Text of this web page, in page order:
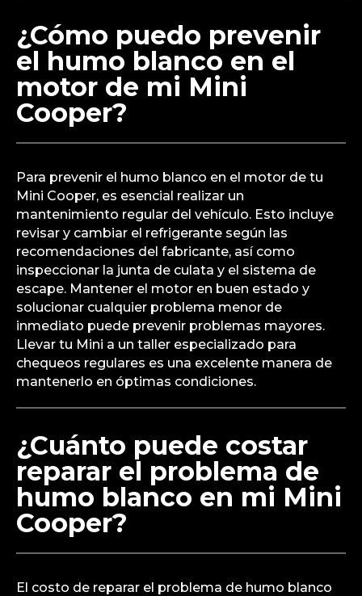
¿Cómo puedo prevenir
el humo blanco en el
motor de mi Mini
Cooper?
Para prevenir el humo blanco en el motor de tu
Mini Cooper, es esencial realizar un
mantenimiento regular del vehículo. Esto incluye
revisar y cambiar el refrigerante según las
recomendaciones del fabricante, así como
inspeccionar la junta de culata y el sistema de
escape. Mantener el motor en buen estado y
solucionar cualquier problema menor de
inmediato puede prevenir problemas mayores.
Llevar tu Mini a un taller especializado para
chequeos regulares es una excelente manera de
mantenerlo en óptimas condiciones.
¿Cuánto puede costar
reparar el problema de
humo blanco en mi Mini
Cooper?
El costo de reparar el problema de humo blanco